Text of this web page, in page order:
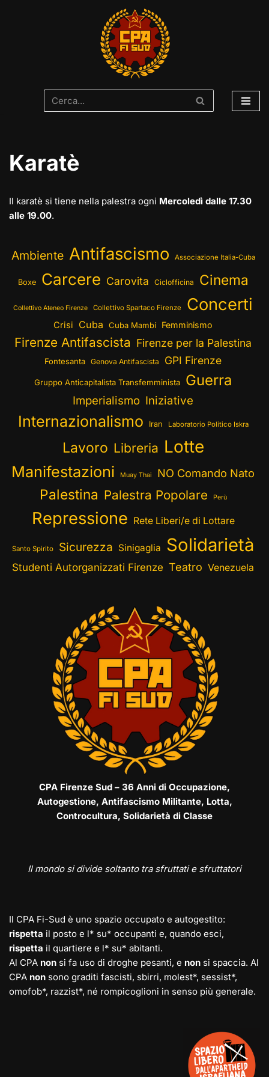
Karatè
Il karatè si tiene nella palestra ogni Mercoledì dalle 17.30
alle 19.00.
Ambiente Antifascismo Associazione Italia-Cuba
Boxe Carcere Carovita Ciclofficina Cinema
Collettivo Ateneo Firenze Collettivo Spartaco Firenze Concerti
Crisi Cuba Cuba Mambí Femminismo
Firenze Antifascista Firenze per la Palestina
Fontesanta Genova Antifascista GPI Firenze
Gruppo Anticapitalista Transfemminista Guerra
Imperialismo Iniziative
Internazionalismo Iran Laboratorio Politico Iskra
Lavoro Libreria Lotte
Manifestazioni Muay Thai NO Comando Nato
Palestina Palestra Popolare Perù
Repressione Rete Liberi/e di Lottare
Santo Spirito Sicurezza Sinigaglia Solidarietà
Studenti Autorganizzati Firenze Teatro Venezuela
CPA Firenze Sud – 36 Anni di Occupazione,
Autogestione, Antifascismo Militante, Lotta,
Controcultura, Solidarietà di Classe
Il mondo si divide soltanto tra sfruttati e sfruttatori
Il CPA Fi-Sud è uno spazio occupato e autogestito:
rispetta il posto e l* su* occupanti e, quando esci,
rispetta il quartiere e l* su* abitanti.
Al CPA non si fa uso di droghe pesanti, e non si spaccia. Al
CPA non sono graditi fascisti, sbirri, molest*, sessist*,
omofob*, razzist*, né rompicoglioni in senso più generale.